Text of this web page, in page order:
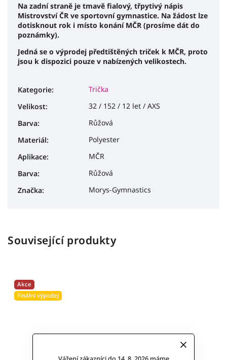
Vážení zákazníci do 14. 8. 2026 máme
Na zadní straně je tmavě fialový, třpytivý nápis
Mistrovství ČR ve sportovní gymnastice. Na žádost lze
dotisknout rok i místo konání MČR (prosíme dát do
poznámky).
Jedná se o výprodej předtištěných triček k MČR, proto
jsou k dispozici pouze v nabízených velikostech.
Kategorie:
Trička
Velikost:
32 / 152 / 12 let / AXS
Barva:
Růžová
Materiál:
Polyester
Aplikace:
MČR
Barva:
Růžová
Značka: Morys-Gymnastics
Související produkty
Akce
Finální výpodej